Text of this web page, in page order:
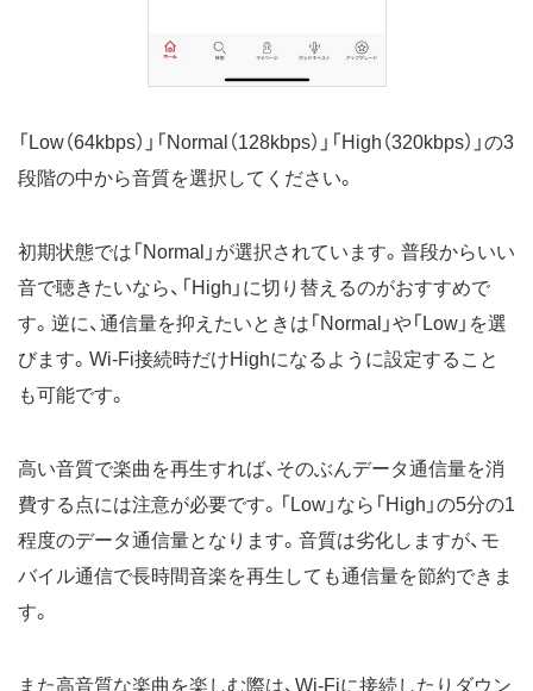
「Low（64kbps）」「Normal（128kbps）」「High（320kbps）」の3
段階の中から音質を選択してください。
初期状態では「Normal」が選択されています。普段からいい
音で聴きたいなら、「High」に切り替えるのがおすすめで
す。逆に、通信量を抑えたいときは「Normal」や「Low」を選
びます。Wi-Fi接続時だけHighになるように設定すること
も可能です。
高い音質で楽曲を再生すれば、そのぶんデータ通信量を消
費する点には注意が必要です。「Low」なら「High」の5分の1
程度のデータ通信量となります。音質は劣化しますが、モ
バイル通信で長時間音楽を再生しても通信量を節約できま
す。
また高音質な楽曲を楽しむ際は、Wi-Fiに接続したりダウン